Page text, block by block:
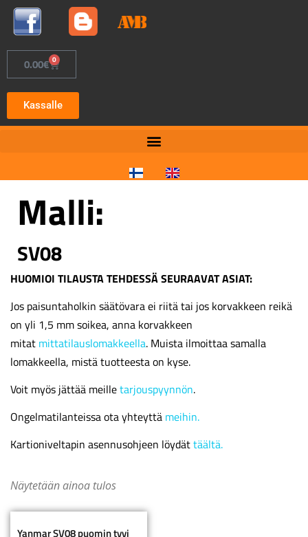
0.00€ 0
Kassalle
Malli:
SV08
HUOMIOI TILAUSTA TEHDESSÄ SEURAAVAT ASIAT:
Jos paisuntaholkin säätövara ei riitä tai jos korvakkeen reikä
on yli 1,5 mm soikea, anna korvakkeen
mitat mittatilauslomakkeella. Muista ilmoittaa samalla
lomakkeella, mistä tuotteesta on kyse.
Voit myös jättää meilletarjouspyynnön.
Ongelmatilanteissa ota yhteyttä meihin.
Kartioniveltapin asennusohjeen löydättäältä.
Näytetään ainoa tulos
Yanmar SV08 puomin tyvi